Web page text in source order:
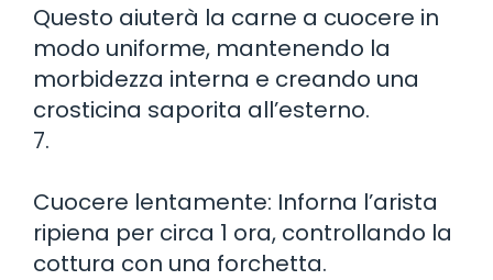
Questo aiuterà la carne a cuocere in
modo uniforme, mantenendo la
morbidezza interna e creando una
crosticina saporita all’esterno.
7.
Cuocere lentamente: Inforna l’arista
ripiena per circa 1 ora, controllando la
cottura con una forchetta.